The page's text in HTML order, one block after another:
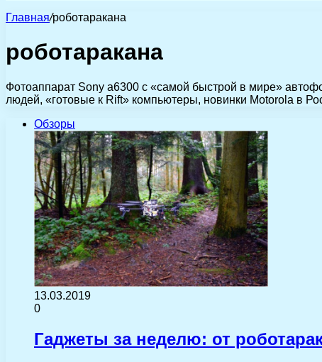
Главная/роботаракана
роботаракана
Фотоаппарат Sony a6300 с «самой быстрой в мире»
людей, «готовые к Rift» компьютеры, новинки Motorola в
Обзоры
13.03.2019
0
Гаджеты за неделю: от